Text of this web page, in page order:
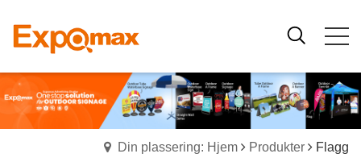
Din plassering: Hjem Produkter Flagg